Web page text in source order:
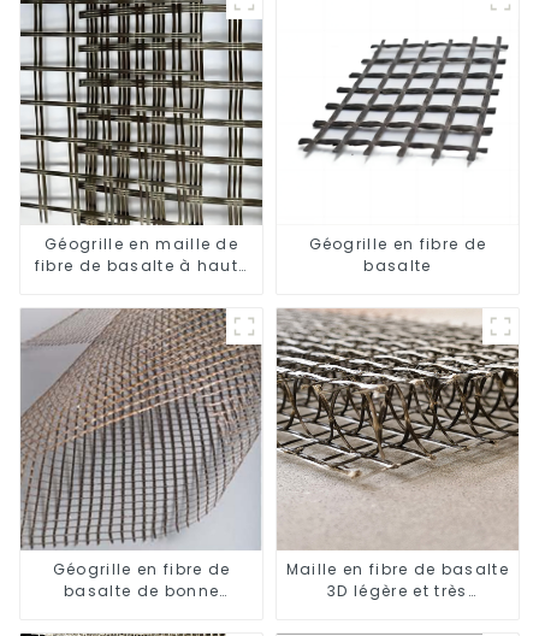
Géogrille en maille de
fibre de basalte à haute
Géogrille en fibre de
basalte
Géogrille en fibre de
basalte de bonne
Maille en fibre de basalte
3D légère et très